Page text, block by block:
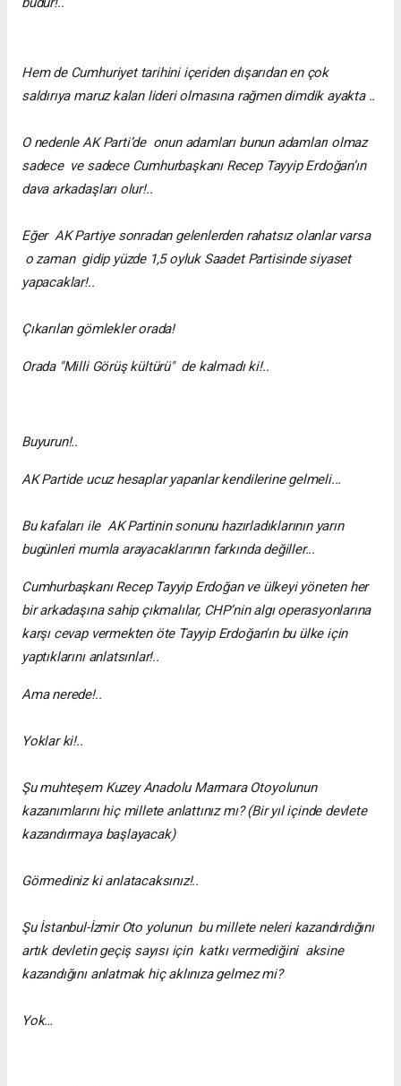
Hem de Cumhuriyet tarihini içeriden dışarıdan en çok
saldırıya maruz kalan lideri olmasına rağmen dimdik ayakta ..
O nedenle AK Parti’de onun adamları bunun adamları olmaz
sadece ve sadece Cumhurbaşkanı Recep Tayyip Erdoğan’ın
dava arkadaşları olur!..
Eğer AK Partiye sonradan gelenlerden rahatsız olanlar varsa
o zaman gidip yüzde 1,5 oyluk Saadet Partisinde siyaset
yapacaklar!..
Çıkarılan gömlekler orada!
Orada "Milli Görüş kültürü" de kalmadı ki!..
Buyurun!..
AK Partide ucuz hesaplar yapanlar kendilerine gelmeli...
Bu kafaları ile AK Partinin sonunu hazırladıklarının yarın
bugünleri mumla arayacaklarının farkında değiller...
Cumhurbaşkanı Recep Tayyip Erdoğan ve ülkeyi yöneten her
bir arkadaşına sahip çıkmalılar, CHP’nin algı operasyonlarına
karşı cevap vermekten öte Tayyip Erdoğan'ın bu ülke için
yaptıklarını anlatsınlar!..
Ama nerede!..
Yoklar ki!..
Şu muhteşem Kuzey Anadolu Marmara Otoyolunun
kazanımlarını hiç millete anlattınız mı? (Bir yıl içinde devlete
kazandırmaya başlayacak)
Görmediniz ki anlatacaksınız!..
Şu İstanbul-İzmir Oto yolunun bu millete neleri kazandırdığını
artık devletin geçiş sayısı için katkı vermediğini aksine
kazandığını anlatmak hiç aklınıza gelmez mi?
Yok…